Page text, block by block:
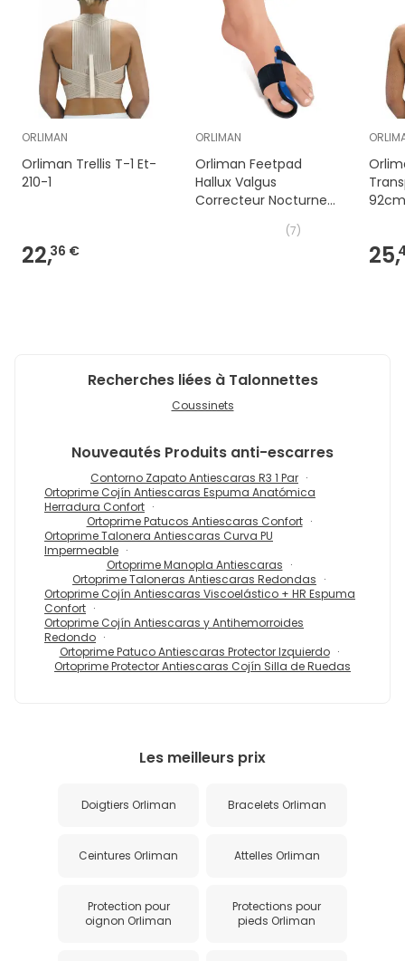
ORLIMAN
Orliman Trellis T-1 Et-
210-1
22,36 €
ORLIMAN
Orliman Feetpad
Hallux Valgus
Correcteur Nocturne
(7)
92cm
25,
Recherches liées à Talonnettes
Coussinets
Nouveautés Produits anti-escarres
Contorno Zapato Antiescaras R3 1 Par
Ortoprime Cojín Antiescaras Espuma Anatómica
Herradura Confort
Ortoprime Patucos Antiescaras Confort
Ortoprime Talonera Antiescaras Curva PU
Impermeable
Ortoprime Manopla Antiescaras
Ortoprime Taloneras Antiescaras Redondas
Ortoprime Cojín Antiescaras Viscoelástico + HR Espuma
Confort
Ortoprime Cojín Antiescaras y Antihemorroides
Redondo
Ortoprime Patuco Antiescaras Protector Izquierdo
Ortoprime Protector Antiescaras Cojín Silla de Ruedas
Les meilleurs prix
Doigtiers Orliman Bracelets Orliman
Ceintures Orliman Attelles Orliman
Protection pour
oignon Orliman
Protections pour
pieds Orliman